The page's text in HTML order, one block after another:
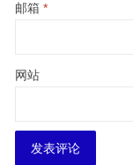
邮箱 *
网站